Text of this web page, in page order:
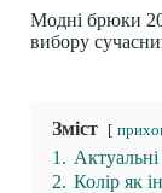
Модні брюки
вибору
Зміст
1.
2. Колір як